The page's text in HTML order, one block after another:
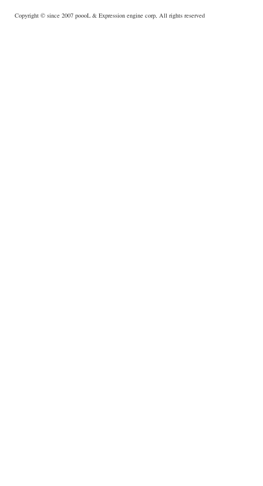
Copyright © since 2007 poooL & Expression engine corp, All rights reserved